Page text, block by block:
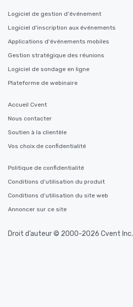
Logiciel de gestion d'événement
Logiciel d'inscription aux événements
Applications d'événements mobiles
Gestion stratégique des réunions
Logiciel de sondage en ligne
Plateforme de webinaire
Accueil Cvent
Nous contacter
Soutien à la clientèle
Vos choix de confidentialité
Politique de confidentialité
Conditions d’utilisation du produit
Conditions d’utilisation du site web
Annoncer sur ce site
Droit d’auteur © 2000-2026 Cvent Inc.